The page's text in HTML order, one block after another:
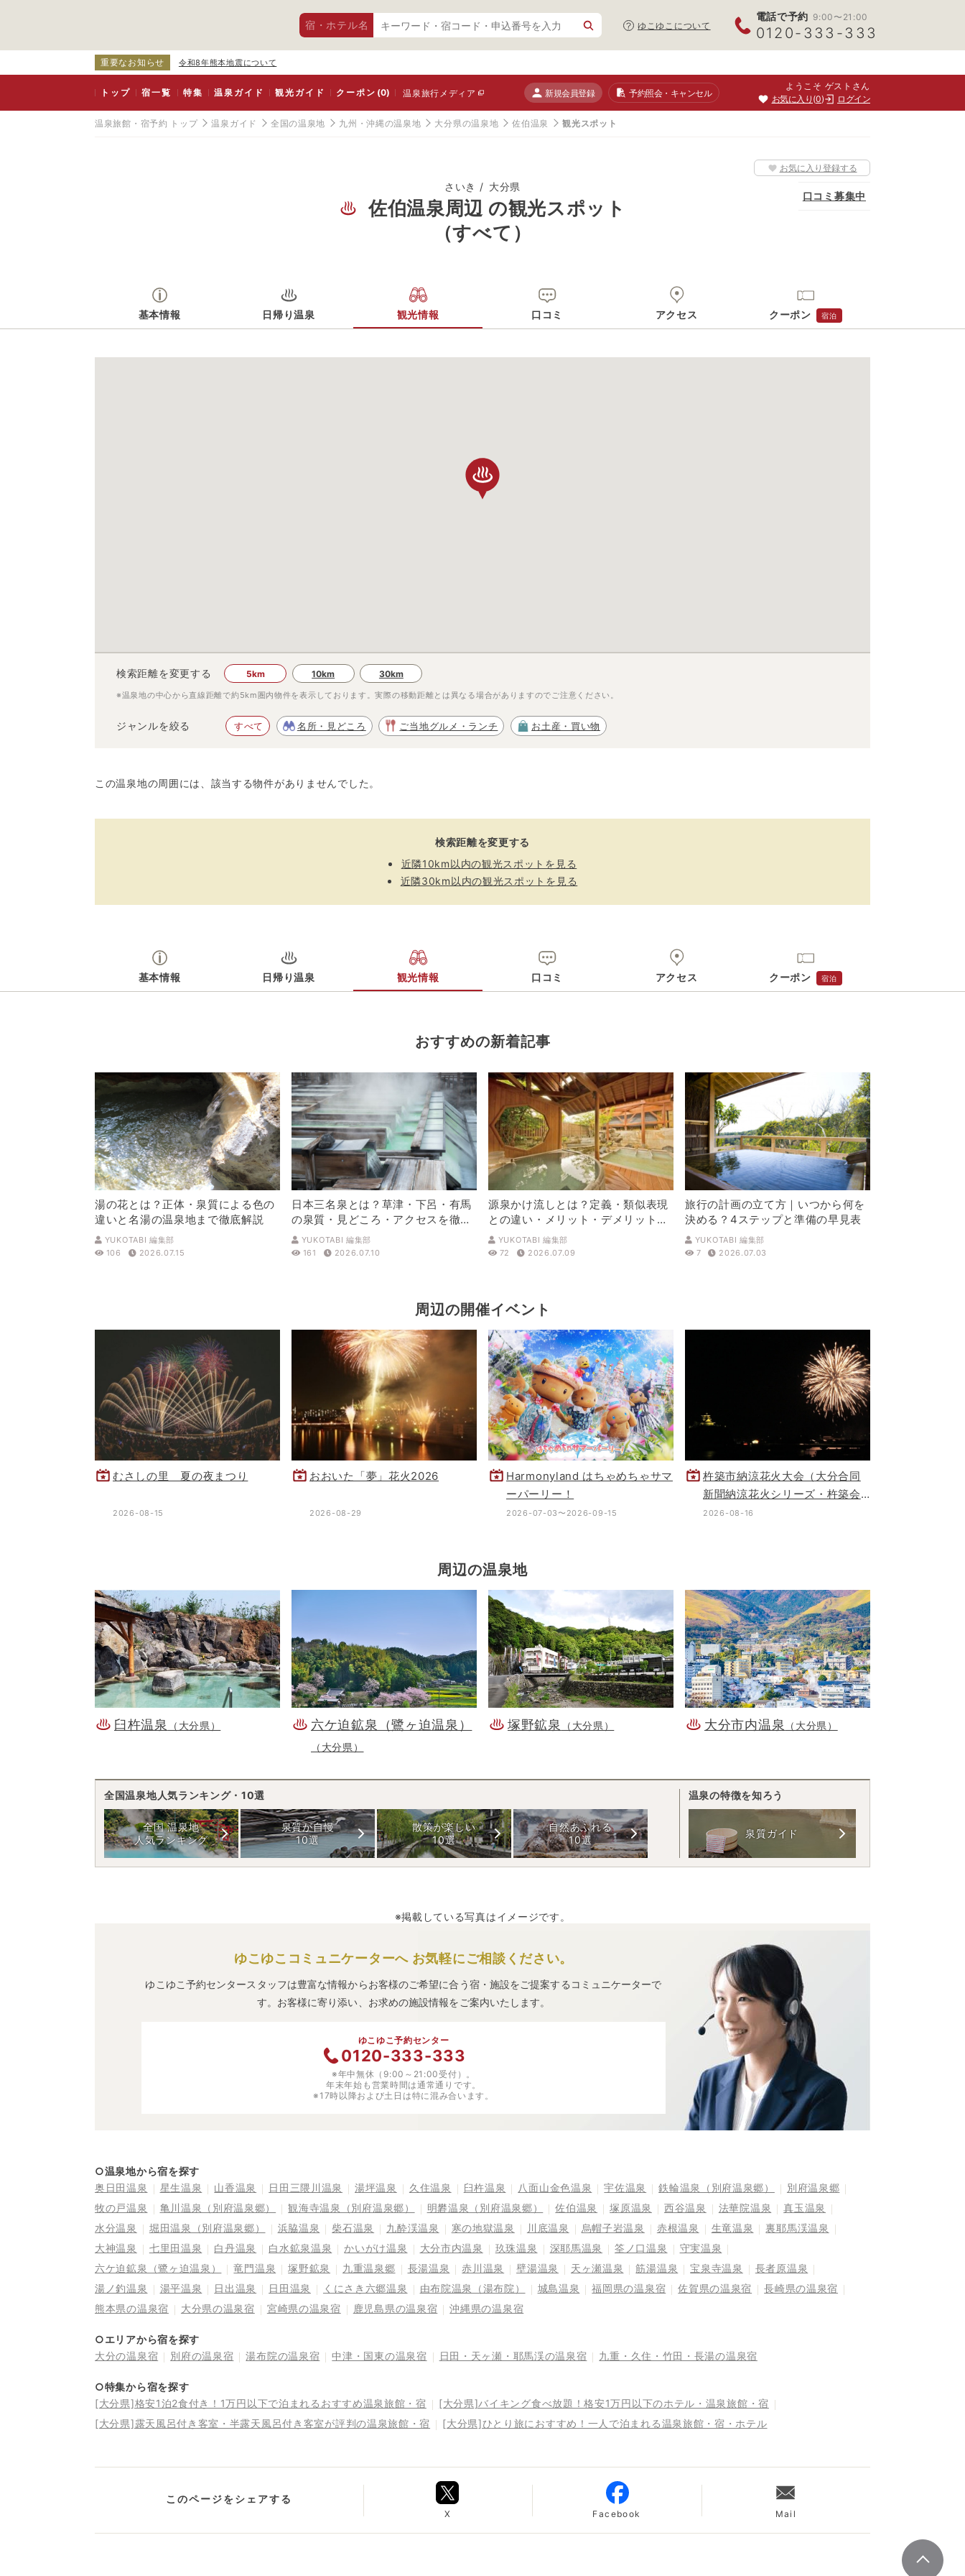
宿・ホテル名 ゆこゆこについて
電話で予約 9:00〜21:00
0120-333-333
重要なお知らせ 令和8年熊本地震について
トップ 宿一覧 特集 温泉ガイド 観光ガイド クーポン(0) 温泉旅行メディア 新規会員登録 予約照会・キャンセル
ようこそ ゲストさん
お気に入り 0 ログイン
温泉旅館・宿予約 トップ 温泉ガイド 全国の温泉地 九州・沖縄の温泉地 大分県の温泉地 佐伯温泉 観光スポット
さいき 大分県
佐伯温泉周辺 の観光スポット
（すべて）
お気に入り登録する
口コミ募集中
基本情報 日帰り温泉 観光情報 口コミ アクセス クーポン 宿泊
検索距離を変更する 5km 10km 30km
※温泉地の中心から直線距離で約5km 圏内物件を表示しております。実際の移動距離とは異なる場合がありますのでご注意ください。
ジャンルを絞る すべて 名所・見どころ ご当地グルメ・ランチ お土産・買い物
この温泉地の周囲には、該当する物件がありませんでした。
検索距離を変更する
近隣10km以内の観光スポットを見る
近隣30km以内の観光スポットを見る
基本情報 日帰り温泉 観光情報 口コミ アクセス クーポン 宿泊
おすすめの新着記事
湯の花とは？正体・泉質による色の
違いと名湯の温泉地まで徹底解説
YUKOTABI 編集部
106
2026.07.15
日本三名泉とは？草津・下呂・有馬
の泉質・見どころ・アクセスを徹底
解説
YUKOTABI 編集部
161
2026.07.10
源泉かけ流しとは？定義・類似表現
との違い・メリット・デメリットを
解説
YUKOTABI 編集部
72
2026.07.09
旅行の計画の立て方｜いつから何を
決める？4ステップと準備の早見表
YUKOTABI 編集部
7
2026.07.03
周辺の開催イベント
むさしの里 夏の夜まつり
2026-08-15
おおいた「夢」花火2026
2026-08-29
Harmonyland はちゃめちゃサマ
ーパーリー！
2026-07-03〜2026-09-15
杵築市納涼花火大会（大分合同
新聞納涼花火シリーズ・杵築会
場）
2026-08-16
周辺の温泉地
臼杵温泉 （大分県） 六ケ迫鉱泉（鷺ヶ迫温泉）
（大分県）
塚野鉱泉 （大分県） 大分市内温泉 （大分県）
全国温泉地人気ランキング・10選
全国 温泉地
人気ランキング
泉質が自慢
10選
散策が楽しい
10選
自然あふれる
10選
温泉の特徴を知ろう
泉質ガイド
※掲載している写真はイメージです。
ゆこゆこコミュニケーターへ お気軽にご相談ください。
ゆこゆこ予約センタースタッフは豊富な情報からお客様のご希望に合う宿・施設をご提案するコミュニケーターで
す。お客様に寄り添い、お求めの施設情報をご案内いたします。
ゆこゆこ予約センター
0120-333-333
※年中無休（9:00～21:00受付）。
年末年始も営業時間は通常通りです。
※17時以降および土日は特に混み合います。
○温泉地から宿を探す
奥日田温泉
星生温泉 山香温泉 日田三隈川温泉 湯坪温泉 久住温泉 臼杵温泉 八面山金色温泉 宇佐温泉 鉄輪温泉（別府温泉郷）
別府温泉郷
牧の戸温泉
亀川温泉（別府温泉郷） 観海寺温泉（別府温泉郷） 明礬温泉（別府温泉郷） 佐伯温泉 塚原温泉 西谷温泉 法華院温泉
真玉温泉
水分温泉
堀田温泉（別府温泉郷） 浜脇温泉 柴石温泉 九酔渓温泉 寒の地獄温泉 川底温泉 烏帽子岩温泉 赤根温泉 生竜温泉
裏耶馬渓温泉
大神温泉
七里田温泉 白丹温泉 白水鉱泉温泉 かいがけ温泉 大分市内温泉 玖珠温泉 深耶馬温泉 筌ノ口温泉
守実温泉
六ケ迫鉱泉（鷺ヶ迫温泉）
竜門温泉 塚野鉱泉 九重温泉郷 長湯温泉 赤川温泉 壁湯温泉 天ヶ瀬温泉 筋湯温泉 宝泉寺温泉
長者原温泉
湯ノ釣温泉
湯平温泉 日出温泉 日田温泉 くにさき六郷温泉 由布院温泉（湯布院） 城島温泉 福岡県の温泉宿 佐賀県の温泉宿
長崎県の温泉宿
熊本県の温泉宿
大分県の温泉宿 宮崎県の温泉宿 鹿児島県の温泉宿 沖縄県の温泉宿
○エリアから宿を探す
大分の温泉宿
別府の温泉宿 湯布院の温泉宿 中津・国東の温泉宿 日田・天ヶ瀬・耶馬渓の温泉宿 九重・久住・竹田・長湯の温泉宿
○特集から宿を探す
[大分県]格安1泊2食付き！1万円以下で泊まれるおすすめ温泉旅館・宿
[大分県]バイキング食べ放題！格安1万円以下のホテル・温泉旅館・宿
[大分県]露天風呂付き客室・半露天風呂付き客室が評判の温泉旅館・宿
[大分県]ひとり旅におすすめ！一人で泊まれる温泉旅館・宿・ホテル
このページをシェアする
X Facebook Mail